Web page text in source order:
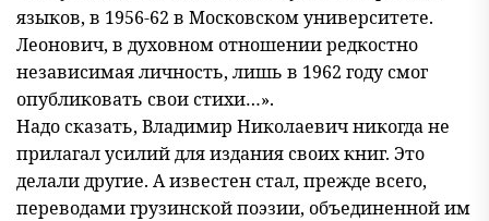
языков, в 1956-62 в Московском университете.
Леонович, в духовном отношении редкостно
независимая личность, лишь в 1962 году смог
опубликовать свои стихи…».
Надо сказать, Владимир Николаевич никогда не
прилагал усилий для издания своих книг. Это
делали другие. А известен стал, прежде всего,
переводами грузинской поэзии, объединенной им